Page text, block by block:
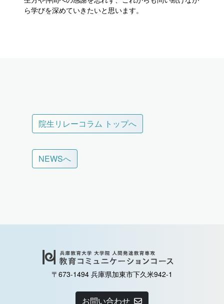
ら学びを深めていきたいと思います。
院生リレーコラム トップへ
NEWSへ
〒673-1494 兵庫県加東市下久米942-1
お問い合わせ